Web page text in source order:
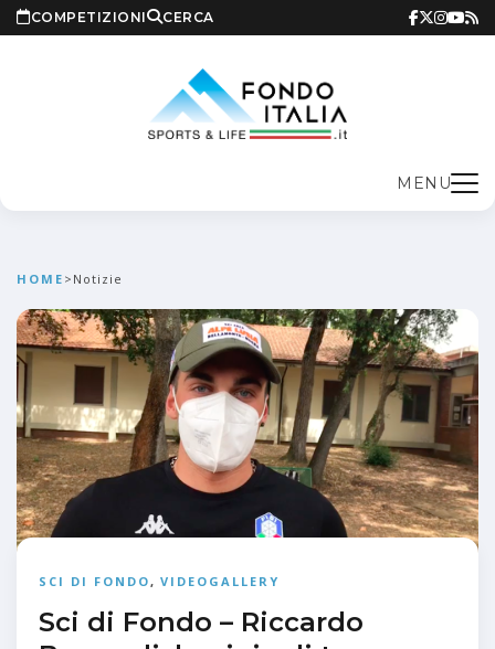
COMPETIZIONI CERCA
MENU
HOME > Notizie
SCI DI FONDO, VIDEOGALLERY
Sci di Fondo – Riccardo